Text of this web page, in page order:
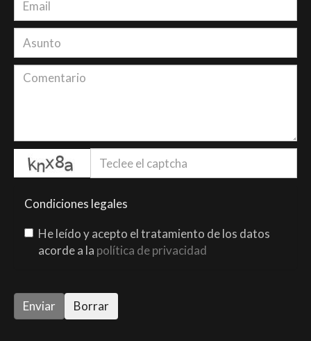
captcha
Condiciones legales
He leído y acepto el tratamiento de los datos
acorde a la política de privacidad
Enviar Borrar